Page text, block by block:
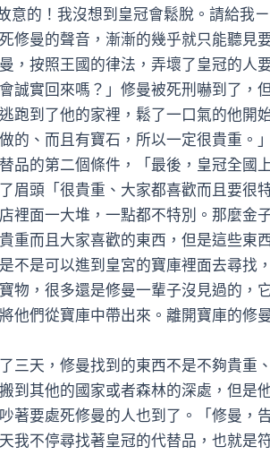
意的！我沒想到皇冠會鬆脫。請給我
修曼的聲音，漸漸的幾乎就只能聽見
，按照王國的律法，弄壞了皇冠的人
誠實回來嗎？」修曼被死刑嚇到了，
跑到了他的家裡，鬆了一口氣的他開
做的、而且有寶石，所以一定很貴重
品的第二個條件，「最後，皇冠全國
眉頭「很貴重、大家都喜歡而且要很
裡面一大堆，一點都不特別。那麼金
重而且大家喜歡的東西，但是這些東
不是可以進到皇宮的寶庫裡面去尋找
物，很多還是修曼一輩子沒見過的，
他們從寶庫中帶出來。離開寶庫的修
天，修曼找到的東西不是不夠貴重、
到其他的國家或者森林的深處，但是
著要處死修曼的人也到了。「修曼，
我不停尋找著皇冠的代替品，也就是